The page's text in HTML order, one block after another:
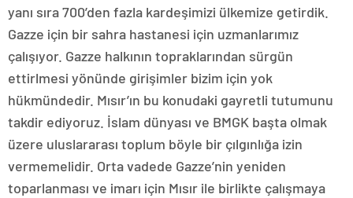
yanı sıra 700’den fazla kardeşimizi ülkemize getirdik.
Gazze için bir sahra hastanesi için uzmanlarımız
çalışıyor. Gazze halkının topraklarından sürgün
ettirlmesi yönünde girişimler bizim için yok
hükmündedir. Mısır’ın bu konudaki gayretli tutumunu
takdir ediyoruz. İslam dünyası ve BMGK başta olmak
üzere uluslararası toplum böyle bir çılgınlığa izin
vermemelidir. Orta vadede Gazze’nin yeniden
toparlanması ve imarı için Mısır ile birlikte çalışmaya